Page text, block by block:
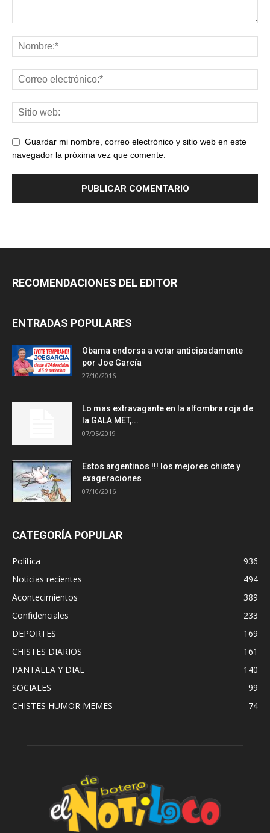
Guardar mi nombre, correo electrónico y sitio web en este
navegador la próxima vez que comente.
RECOMENDACIONES DEL EDITOR
ENTRADAS POPULARES
Obama endorsa a votar anticipadamente
por Joe García
27/10/2016
Lo mas extravagante en la alfombra roja de
la GALA MET,...
07/05/2019
Estos argentinos !!! los mejores chiste y
exageraciones
07/10/2016
CATEGORÍA POPULAR
Política
936
Noticias recientes
494
Acontecimientos
389
Confidenciales
233
DEPORTES
169
CHISTES DIARIOS
161
PANTALLA Y DIAL
140
SOCIALES
99
CHISTES HUMOR MEMES
74